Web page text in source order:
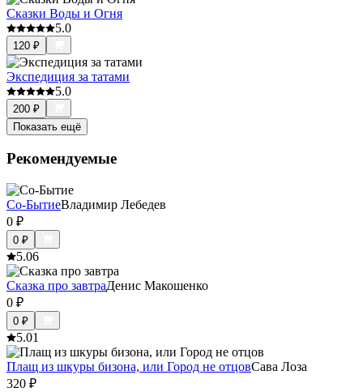
Сказки Воды и Огня
5.0
120 ₽
Экспедиция за татами
5.0
200 ₽
Показать ещё
Рекомендуемые
Со-БытиеВладимир Лебедев
0 ₽
0 ₽
5.06
Сказка про завтраДенис Макошенко
0 ₽
0 ₽
5.01
Плащ из шкуры бизона, или Город не отцовСава Лоза
320 ₽